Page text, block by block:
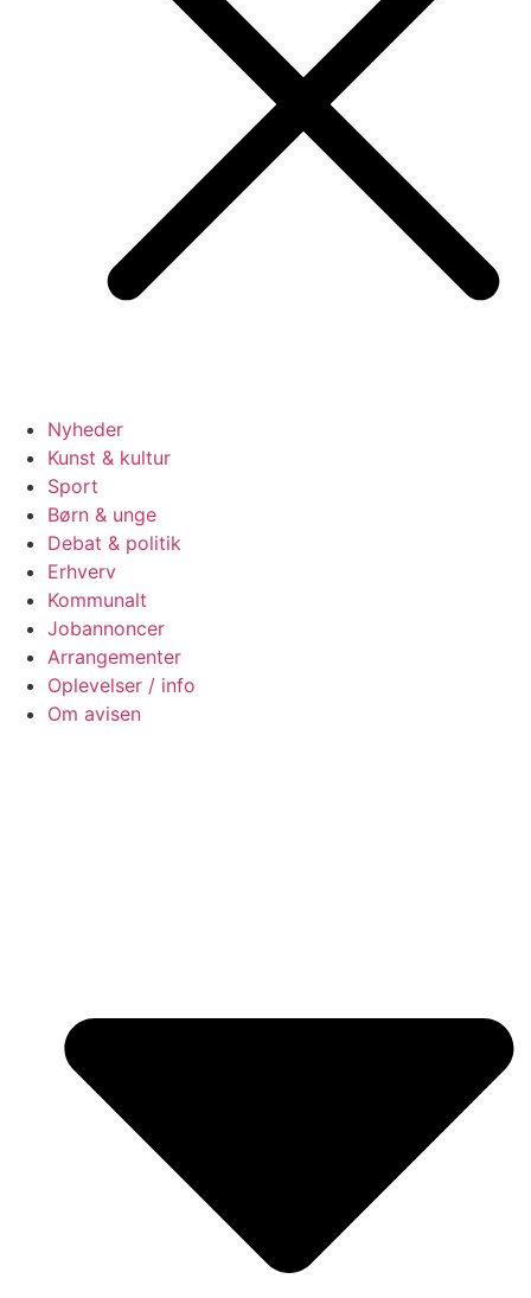
Nyheder
Kunst & kultur
Sport
Børn & unge
Debat & politik
Erhverv
Kommunalt
Jobannoncer
Arrangementer
Oplevelser / info
Om avisen